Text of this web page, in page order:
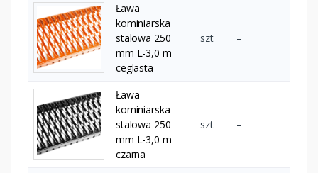
Ława
kominiarska
stalowa 250
mm L-3,0 m
ceglasta
szt –
Ława
kominiarska
stalowa 250
mm L-3,0 m
czarna
szt –